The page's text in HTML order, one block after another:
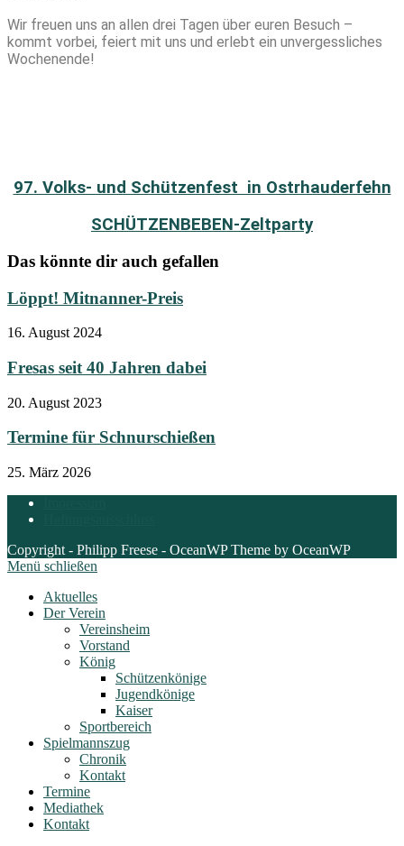
Wir freuen uns an allen drei Tagen über euren Besuch –
kommt vorbei, feiert mit uns und erlebt ein unvergessliches
Wochenende!
97. Volks- und Schützenfest in Ostrhauderfehn
SCHÜTZENBEBEN-Zeltparty
Das könnte dir auch gefallen
Löppt! Mitnanner-Preis
16. August 2024
Fresas seit 40 Jahren dabei
20. August 2023
Termine für Schnurschießen
25. März 2026
Copyright - Philipp Freese - OceanWP Theme by OceanWP
Menü schließen
Aktuelles
Der Verein
Vereinsheim
Vorstand
König
Schützenkönige
Jugendkönige
Kaiser
Sportbereich
Spielmannszug
Chronik
Kontakt
Termine
Mediathek
Kontakt